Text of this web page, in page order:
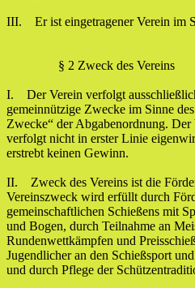
III. Er ist eingetragener Verein im
§ 2 Zweck des Vereins
I. Der Verein verfolgt
gemeinnützige Zwecke im Sinne
Zwecke“ der Abgabenordnung.
verfolgt nicht in erster Linie
erstrebt keinen Gewinn.
II. Zweck des Vereins ist die
Vereinszweck wird erfüllt durch
gemeinschaftlichen Schießens mit
und Bogen, durch Teilnahme an
Rundenwettkämpfen und
Jugendlicher an den Schießsport
und durch Pflege der